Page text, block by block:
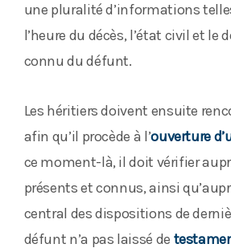
une pluralité d’informations
l’heure du décès, l’état civil et le
connu du défunt.
Les héritiers doivent ensuite
afin qu’il procède à l’ouverture
ce moment-là, il doit vérifier
présents et connus, ainsi
central des dispositions de
défunt n’a pas laissé de